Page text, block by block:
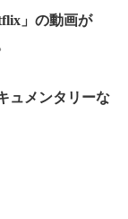
」の動画が
ュメンタリーな